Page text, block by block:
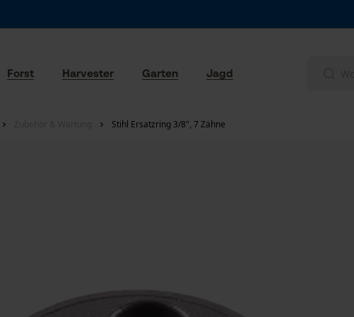
Forst Harvester Garten Jagd
Stihl Ersatzring 3/8", 7 Zähne